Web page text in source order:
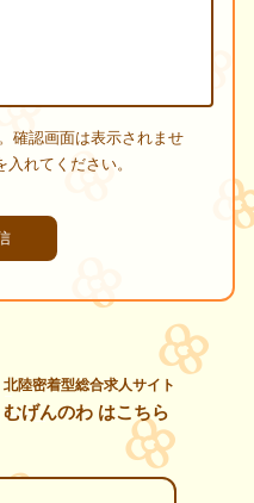
確認画面は表示されませ
れてください。
北陸密着型総合求人サイト
むげんのわ はこちら